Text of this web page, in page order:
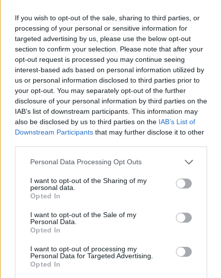
If you wish to opt-out of the sale, sharing to third parties, or
processing of your personal or sensitive information for
targeted advertising by us, please use the below opt-out
section to confirm your selection. Please note that after your
opt-out request is processed you may continue seeing
interest-based ads based on personal information utilized by
us or personal information disclosed to third parties prior to
your opt-out. You may separately opt-out of the further
disclosure of your personal information by third parties on the
IAB’s list of downstream participants. This information may
also be disclosed by us to third parties on the IAB’s List of
Downstream Participants that may further disclose it to other
Personal Data Processing Opt Outs
I want to opt-out of the Sharing of my
personal data.
Opted In
I want to opt-out of the Sale of my
Personal Data.
Opted In
I want to opt-out of processing my
Personal Data for Targeted Advertising.
Opted In
1 φλ.μέλι
4 φλ. νερό
1 ξύλο κανέλας
φλούδα από ένα πορτοκάλι
1 χούφτα καρυδόψιχα, χοντροκομμένη
τριμμένη κανέλα για το σερβίρισμα
Εκτέλεση
Σε μια κατσαρόλα ζεσταίνουμε το νερό, το μέλι, την κανέλα και
τη φλούδα πορτοκαλιού σε δυνατή φωτιά. Ανακατεύουμε μέχρι
να πάρει βράση και χαμηλώνουμε τη φωτιά (από δυνατή σε
μέτρια). Αφήνουμε να βράσει για 5 λεπτά και αποσύρουμε.
Αφαιρούμε το ξύλο κανέλας και τη φλούδα. Σε μια άλλη
καβουρδίζουμε το σιμιγδάλι, ανακατεύοντας συνεχώς με ξύλινη
κουτάλα για περίπου 15 λεπτά. Με πολλή προσοχή ρίχνουμε
τμηματικά το σιρόπι μέσα στην κατσαρόλα με το
καβουρδισμένο σιμιγδάλι, ανακατεύοντας συνεχώς με μία
ξύλινη κουτάλα. Μόλις απορροφηθεί το
μείγμα (ξεκολλάει από τα τοιχώματα της κατσαρόλας),
αποσύρουμε από τη φωτιά και ρίχνουμε τα καρύδια.